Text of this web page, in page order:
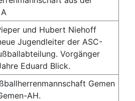
und Hubert Niehoff
Jugendleiter der ASC-
Vorgänger
Eduard Blick.
Gemen
AH.